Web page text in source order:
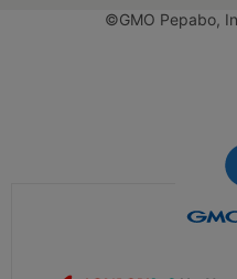
©GMO Pepabo,